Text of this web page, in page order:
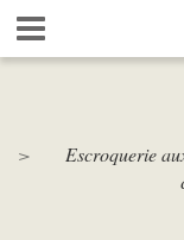
Aller
au
contenu
Escroquerie
Gestion de vos